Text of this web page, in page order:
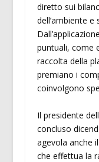
diretto sui
dell’ambiente e
puntuali, come
raccolta della
premiano i
coinvolgono
Il presidente
concluso
agevola anche
che effettua la